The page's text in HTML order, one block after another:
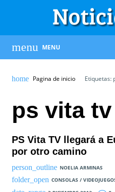
MENU
Pagina de inicio Etiquetas:
ps vita tv
PS Vita TV llegará a
por otro camino
NOELIA ARMINAS
CONSOLAS /